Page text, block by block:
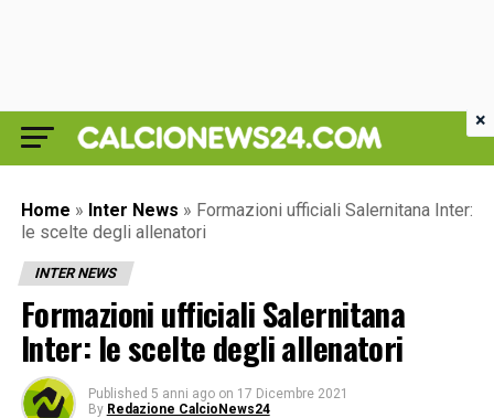
Home » Inter News » Formazioni ufficiali Salernitana Inter:
le scelte degli allenatori
INTER NEWS
Formazioni ufficiali Salernitana
Inter: le scelte degli allenatori
Published 5 anni ago on 17 Dicembre 2021
By Redazione CalcioNews24
×